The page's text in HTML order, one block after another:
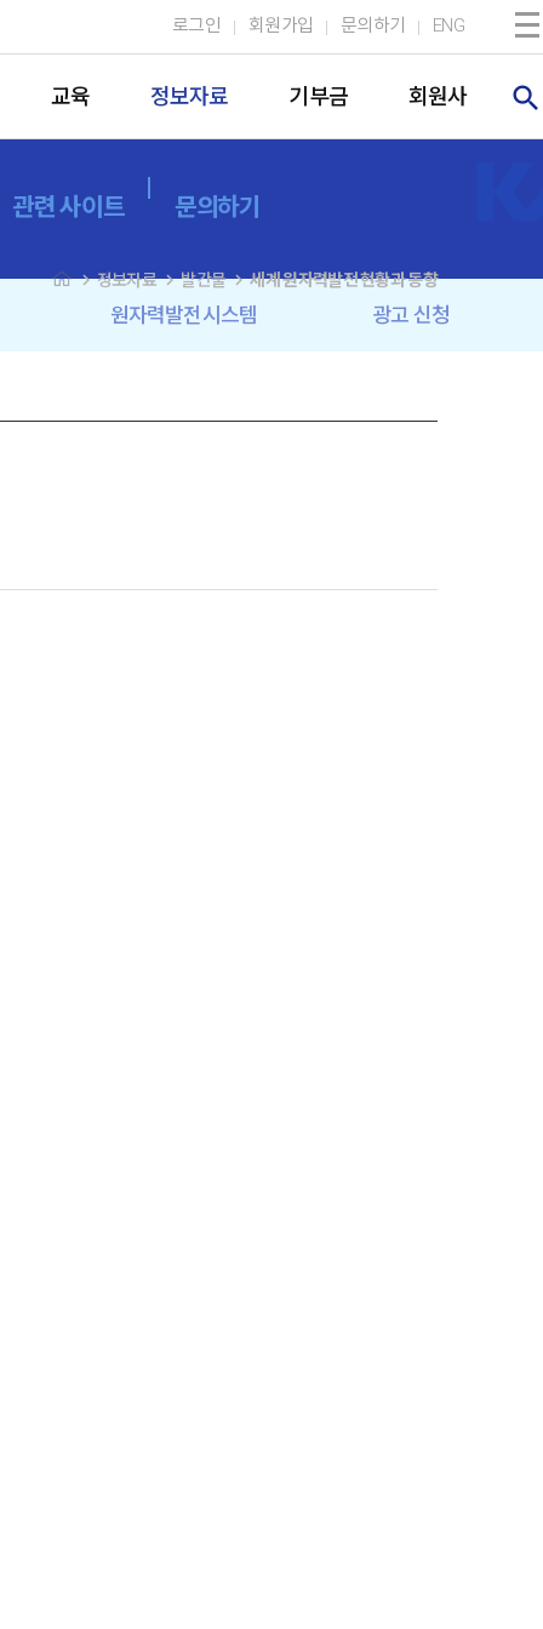
로그인 회원가입 문의하기 ENG
교육 정보자료 기부금 회원사 search
관련 사이트 문의하기
원자력발전시스템 광고 신청
navigate_next정보자료navigate_next발간물navigate_next세계 원자력발전 현황과 동향